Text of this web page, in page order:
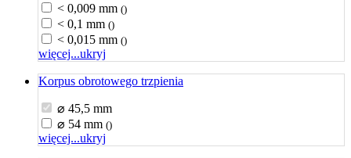
< 0,009 mm ()
< 0,1 mm ()
< 0,015 mm ()
więcej...ukryj
Korpus obrotowego trzpienia
⌀ 45,5 mm
⌀ 54 mm ()
więcej...ukryj